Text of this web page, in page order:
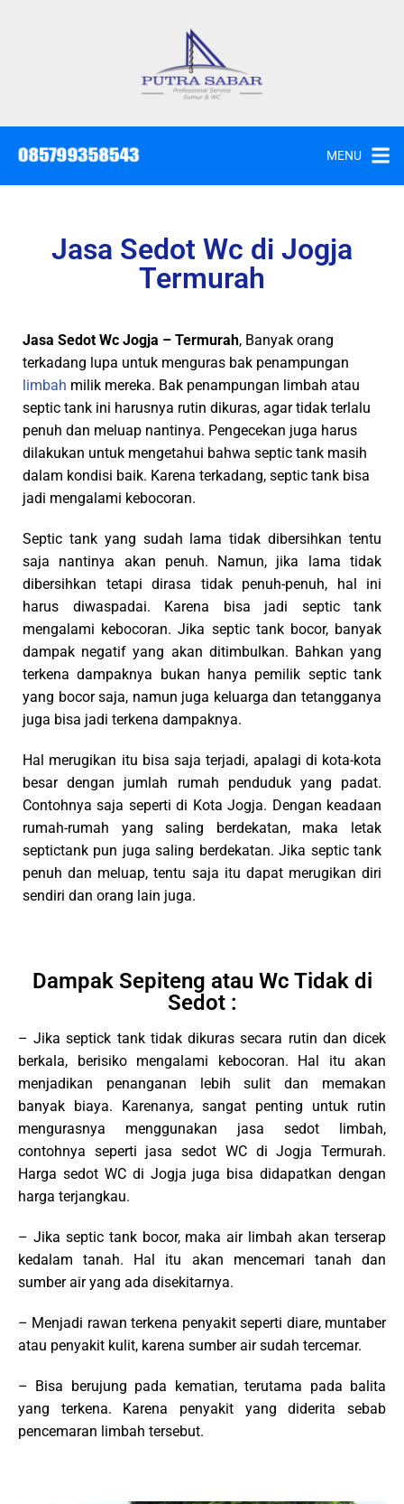
MENU
Jasa Sedot Wc di Jogja
Termurah
Jasa Sedot Wc Jogja – Termurah, Banyak orang
terkadang lupa untuk menguras bak penampungan
limbah milik mereka. Bak penampungan limbah atau
septic tank ini harusnya rutin dikuras, agar tidak terlalu
penuh dan meluap nantinya. Pengecekan juga harus
dilakukan untuk mengetahui bahwa septic tank masih
dalam kondisi baik. Karena terkadang, septic tank bisa
jadi mengalami kebocoran.
Septic tank yang sudah lama tidak dibersihkan tentu
saja nantinya akan penuh. Namun, jika lama tidak
dibersihkan tetapi dirasa tidak penuh-penuh, hal ini
harus diwaspadai. Karena bisa jadi septic tank
mengalami kebocoran. Jika septic tank bocor, banyak
dampak negatif yang akan ditimbulkan. Bahkan yang
terkena dampaknya bukan hanya pemilik septic tank
yang bocor saja, namun juga keluarga dan tetangganya
juga bisa jadi terkena dampaknya.
Hal merugikan itu bisa saja terjadi, apalagi di kota-kota
besar dengan jumlah rumah penduduk yang padat.
Contohnya saja seperti di Kota Jogja. Dengan keadaan
rumah-rumah yang saling berdekatan, maka letak
septictank pun juga saling berdekatan. Jika septic tank
penuh dan meluap, tentu saja itu dapat merugikan diri
sendiri dan orang lain juga.
Dampak Sepiteng atau Wc Tidak di
Sedot :
– Jika septick tank tidak dikuras secara rutin dan dicek
berkala, berisiko mengalami kebocoran. Hal itu akan
menjadikan penanganan lebih sulit dan memakan
banyak biaya. Karenanya, sangat penting untuk rutin
mengurasnya menggunakan jasa sedot limbah,
contohnya seperti jasa sedot WC di Jogja Termurah.
Harga sedot WC di Jogja juga bisa didapatkan dengan
harga terjangkau.
– Jika septic tank bocor, maka air limbah akan terserap
kedalam tanah. Hal itu akan mencemari tanah dan
sumber air yang ada disekitarnya.
– Menjadi rawan terkena penyakit seperti diare, muntaber
atau penyakit kulit, karena sumber air sudah tercemar.
– Bisa berujung pada kematian, terutama pada balita
yang terkena. Karena penyakit yang diderita sebab
pencemaran limbah tersebut.